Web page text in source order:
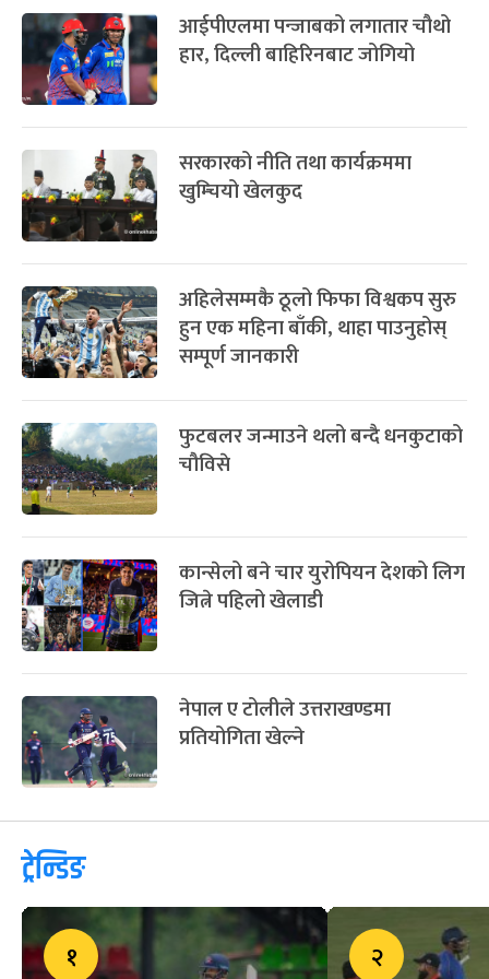
आईपीएलमा पन्जाबको लगातार चौथो
हार, दिल्ली बाहिरिनबाट जोगियो
सरकारको नीति तथा कार्यक्रममा
खुम्चियो खेलकुद
अहिलेसम्मकै ठूलो फिफा विश्वकप सुरु
हुन एक महिना बाँकी, थाहा पाउनुहोस्
सम्पूर्ण जानकारी
फुटबलर जन्माउने थलो बन्दै धनकुटाको
चौविसे
कान्सेलो बने चार युरोपियन देशको लिग
जित्ने पहिलो खेलाडी
नेपाल ए टोलीले उत्तराखण्डमा
प्रतियोगिता खेल्ने
ट्रेन्डिङ
१ २